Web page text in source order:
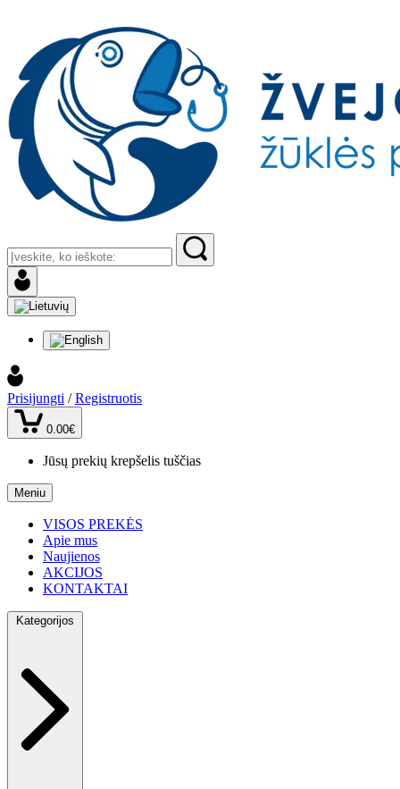
Prisijungti / Registruotis
0.00€
Jūsų prekių krepšelis tuščias
Meniu
VISOS PREKĖS
Apie mus
Naujienos
AKCIJOS
KONTAKTAI
Kategorijos